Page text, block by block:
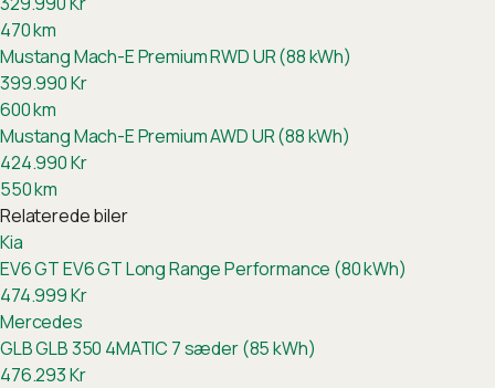
470km
Mustang Mach-E Premium RWD UR (88 kWh)
399.990Kr
600km
Mustang Mach-E Premium AWD UR (88 kWh)
424.990Kr
550km
Relaterede biler
Kia
EV6 GTEV6 GT Long Range Performance (80 kWh)
474.999Kr
Mercedes
GLBGLB 350 4MATIC 7 sæder (85 kWh)
476.293Kr